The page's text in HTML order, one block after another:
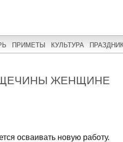
ПРИМЕТЫ КУЛЬТУРА
ЖЕНЩИНЕ
осваивать новую работу.